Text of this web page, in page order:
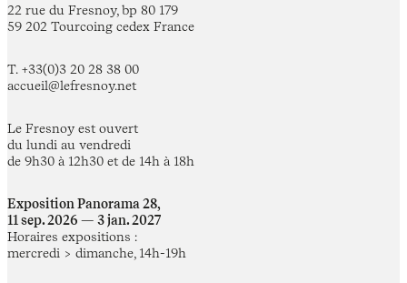
22 rue du Fresnoy, bp 80 179
59 202 Tourcoing cedex France
T. +33(0)3 20 28 38 00
accueil@lefresnoy.net
Le Fresnoy est ouvert
du lundi au vendredi
de 9h30 à 12h30 et de 14h à 18h
Exposition Panorama 28,
11 sep. 2026 — 3 jan. 2027
Horaires expositions :
mercredi > dimanche, 14h-19h